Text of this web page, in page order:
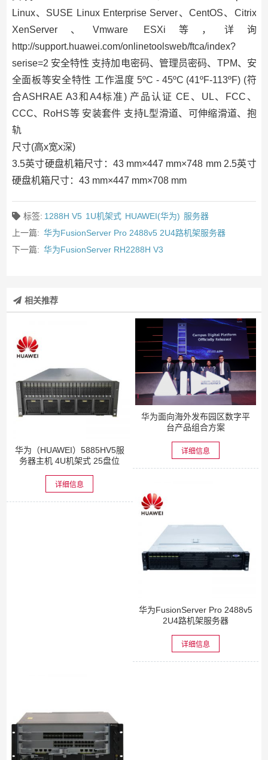
Linux、SUSE Linux Enterprise Server、CentOS、Citrix
XenServer、Vmware ESXi等，详询
http://support.huawei.com/onlinetoolsweb/ftca/index?
serise=2 安全特性 支持加电密码、管理员密码、TPM、安
全面板等安全特性 工作温度 5ºC - 45ºC (41ºF-113ºF) (符
合ASHRAE A3和A4标准) 产品认证 CE、UL、FCC、
CCC、RoHS等 安装套件 支持L型滑道、可伸缩滑道、抱
轨
尺寸(高x宽x深)
3.5英寸硬盘机箱尺寸：43 mm×447 mm×748 mm 2.5英寸
硬盘机箱尺寸：43 mm×447 mm×708 mm
标签: 1288H V5 1U机架式 HUAWEI(华为) 服务器
上一篇: 华为FusionServer Pro 2488v5 2U4路机架服务器
下一篇: 华为FusionServer RH2288H V3
相关推荐
华为（HUAWEI）5885HV5服
务器主机 4U机架式 25盘位
详细信息
华为面向海外发布园区数字平
台产品组合方案
详细信息
华为FusionServer Pro 2488v5
2U4路机架服务器
详细信息